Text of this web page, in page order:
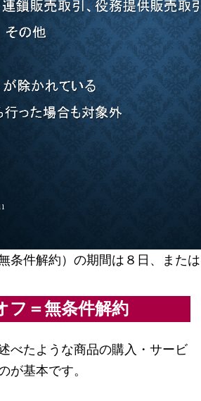
条件解約）の期間は８日、また
フ＝無条件解約
べたような商品の購入・サービ
が基本です。